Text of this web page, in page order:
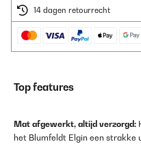
14 dagen retourrecht
Top features
Mat afgewerkt, altijd verzorgd:
het Blumfeldt Elgin een strakke